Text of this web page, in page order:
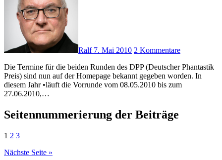
Ralf 7. Mai 2010 2 Kommentare
Die Termine für die beiden Runden des DPP (Deutscher Phantastik
Preis) sind nun auf der Homepage bekannt gegeben worden. In
diesem Jahr •läuft die Vorrunde vom 08.05.2010 bis zum
27.06.2010,…
Seitennummerierung der Beiträge
1 2 3
Nächste Seite »